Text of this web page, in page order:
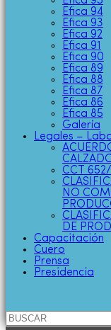
Efica 94
Efica 93
Efica 92
Efica 91
Efica 90
Efica 89
Efica 88
Efica 87
Efica 86
Efica 85
Galería
Legales –
CCT 652/
NO
DE
Capacitación
Cuero
Prensa
Presidencia